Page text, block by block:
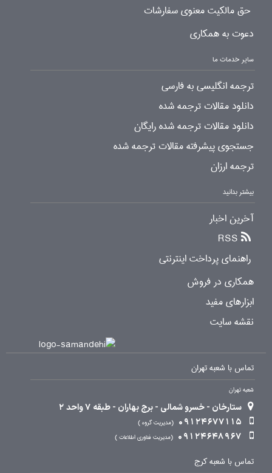
حق مالکیت معنوی سفارشات
دعوت به همکاری
سایر خدمات ما
ترجمه انگلیسی به فارسی
دانلود مقالات ترجمه شده
دانلود مقالات ترجمه شده رایگان
جستجوی پیشرفته مقالات ترجمه شده
ترجمه ارزان
بیشتر بدانید
آخرین اخبار
RSS
راهنمای پرداخت اینترنتی
همکاری در فروش
ابزارهای مفید
نقشه سایت
تماس با شعبه تهران
شعبه تهران
ستارخان - خسرو شمالی - برج بهاران - طبقه 7 واحد 2
09124677115
مدیریت گروه
09124648967 مدیریت فناوری اطلاعات
تماس با شعبه کرج